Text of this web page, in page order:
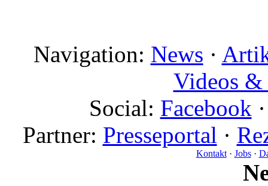
Navigation: News ·
Videos
Social: Facebook
Partner: Presseportal ·
Kontakt· Jobs·